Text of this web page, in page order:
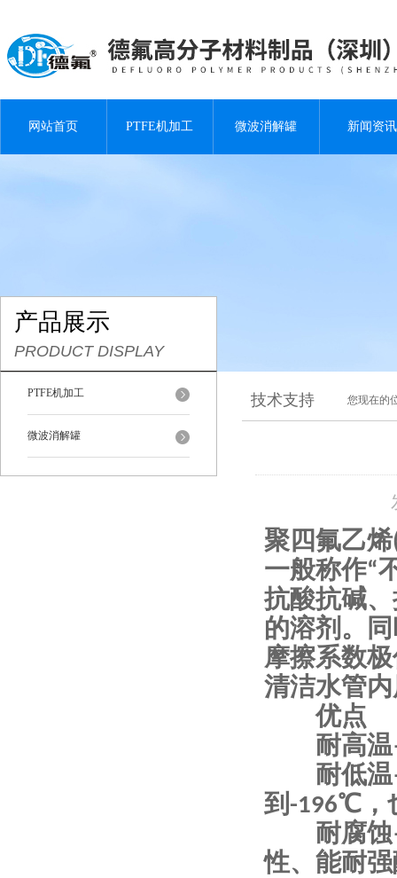
网站首页 PTFE机加工 微波消解罐 新闻资讯
产品展示
PRODUCT DISPLAY
PTFE机加工
微波消解罐
技术支持 您现在的
聚四氟乙烯
一般称作“
抗酸抗碱
的溶剂。
摩擦系数
清洁水管
优点
耐高温
耐低温
到-196℃，
耐腐蚀
性、能耐